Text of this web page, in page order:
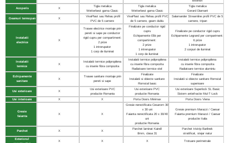
exteriori
Acoperis X
Tigla metalica
Wetterbest gama Clasic
Tigla metalica
Wetterbest gama Clasic
Tigla metalica
Gerard Diamant
Geamuri termopan X
VivaPlast sau Rehau profil
PVC de 5 camere
VivaPlast sau Rehau profil PVC
de 5 camere, geam dublu
Salamander Streamline profil PVC de 5
camere, tripan
Instalatii
electrice
X
Trasee electrice montaje prin
pereti si sape pe conductor
rigid cupru per compartiment:
2 prize
1 intrerupator
1 corp de iluminat
Finalizate pe conductor rigid
cupru
Echipamente Elbi per
compartiment:
2 prize
1 intrerupator
1 corp de iluminat
Finalizate pe conductor rigid cupru
Echipamente Legrand per compariment:
6 prize
1 intrerupator
2 corpuri de iluminat
Instalatii
termice
X
Instalatii termice polipropilena
cu inserie fibra compozita
Instalatii termice polipropilena
cu inserie fibra compozita
Radiatoare termice otel
Instalatii termice polipropilena
cu inserie fibra compozita
Radiatoare termice aluminiu
Echipamente
sanitare
X
Trasee sanitare montaje prin
pereti si sape
Finalizate
Instalatii si obiecte sanitare
Romstal basic
Finalizate
Instalatii si obiecte sanitare Romstal
superioare
Usi exterioare X
Usi exterioare PVC
productie Romania
Usi exterioare PVC
productie Romania
Usi exterioare Superlock SL Basic
Sistem antiefractie Mul-T-Lock
Usi interioare
X X Porta Doors Minimax Porta Doors Viena
Gresie
faianta
X X
Gresie nerectificata Cesarom 30
x 30 uni
Faianta nerectificata 20 x 30/40
uni
productie Romania
Gresie premium Marazzi / Caesar
Faianta premium Marazzi / Caesar
productie Italia
Parchet X X
Parchet laminat Kaindl
8mm, clasa 31
Parchet tristrip Barlinek
stratificat, stejar natur
Exteriorul
X X X Trotuare perimetrale